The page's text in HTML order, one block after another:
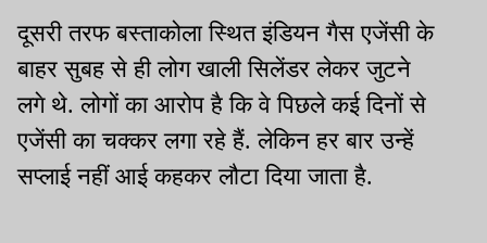
दूसरी तरफ बस्ताकोला स्थित इंडियन गैस एजेंसी के
बाहर सुबह से ही लोग खाली सिलेंडर लेकर जुटने
लगे थे. लोगों का आरोप है कि वे पिछले कई दिनों से
एजेंसी का चक्कर लगा रहे हैं. लेकिन हर बार उन्हें
सप्लाई नहीं आई कहकर लौटा दिया जाता है.